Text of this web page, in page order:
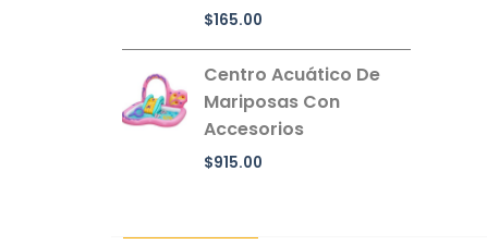
$165.00
Centro Acuático De
Mariposas Con
Accesorios
$915.00